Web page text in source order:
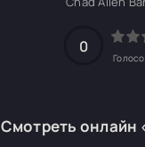
0
Смотреть онлайн